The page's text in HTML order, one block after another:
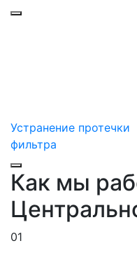
Устранение протечки
фильтра
Как мы
01